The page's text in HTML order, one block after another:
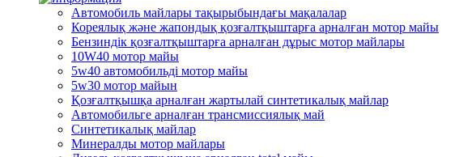
Автомобиль майлары тақырыбындағы мақалалар
Кореялық және жапондық қозғалтқыштарға арналған мотор майы
Бензиндік қозғалтқыштарға арналған дұрыс мотор майлары
10W40 мотор майы
5w40 автомобильді мотор майы
5w30 мотор майын
Қозғалтқышқа арналған жартылай синтетикалық майлар
Автомобильге арналған трансмиссиялық май
Синтетикалық майлар
Минералды мотор майлары